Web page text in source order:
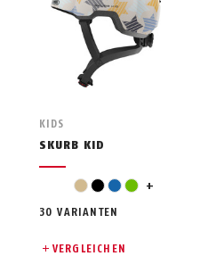
KIDS
SKURB KID
beigeblack
bluegreen
grey +
30 VARIANTEN
VERGLEICHEN